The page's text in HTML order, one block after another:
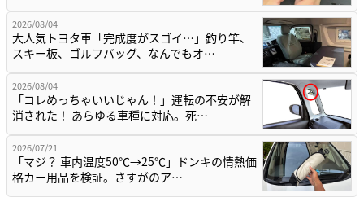
2026/08/04
大人気トヨタ車「完成度がスゴイ…」釣り竿、
スキー板、ゴルフバッグ、なんでもオ…
2026/08/04
「コレめっちゃいいじゃん！」運転の不安が解
消された！ あらゆる車種に対応。死…
2026/07/21
「マジ？ 車内温度50℃→25℃」ドンキの情熱価
格カー用品を検証。さすがのア…